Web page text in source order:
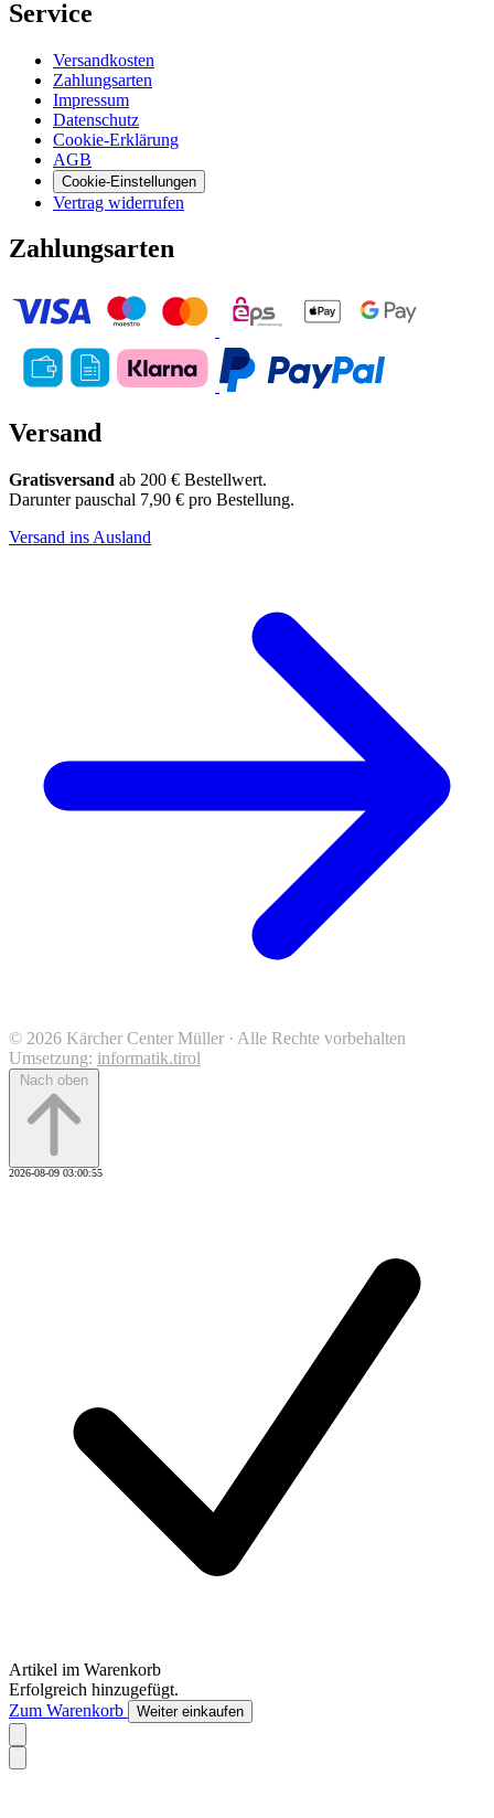
Service
Versandkosten
Zahlungsarten
Impressum
Datenschutz
Cookie-Erklärung
AGB
Cookie-Einstellungen
Vertrag widerrufen
Zahlungsarten
Versand
Gratisversand ab 200 € Bestellwert.
Darunter pauschal 7,90 € pro Bestellung.
Versand ins Ausland
© 2026 Kärcher Center Müller · Alle Rechte vorbehalten
Umsetzung: informatik.tirol
Nach oben
2026-08-09 03:00:55
Artikel im Warenkorb
Erfolgreich hinzugefügt.
Zum Warenkorb
Weiter einkaufen